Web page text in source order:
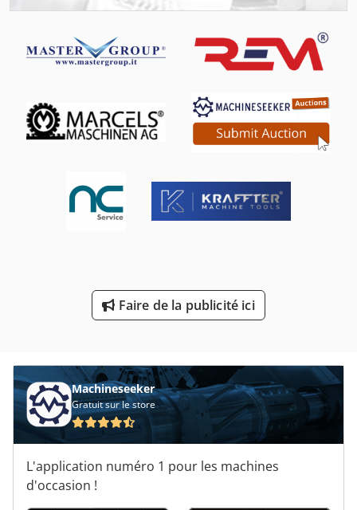
Fraiseuse En Aluminium
Fraiseuse Et Centre D’usinage Cnc
Machine De Profilage
Outil De Fraisage
Plan De Fraise
Ébavureuse De Brosse
Échelles De Fauteuil Roulant
Faire de la publicité ici
Machineseeker
Gratuit sur le store
L'application numéro 1 pour les machines
d'occasion !